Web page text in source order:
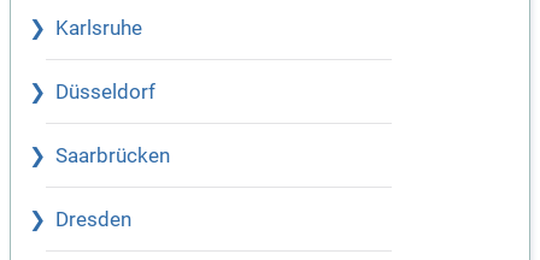
Karlsruhe
Düsseldorf
Saarbrücken
Dresden